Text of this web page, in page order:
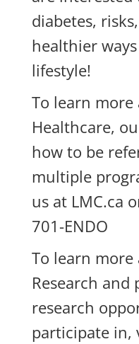
diabetes,
healthier
lifestyle!
To learn more
Healthcare,
how to be
multiple
us at LMC.ca
701-ENDO
To learn more
Research
research
participate in,